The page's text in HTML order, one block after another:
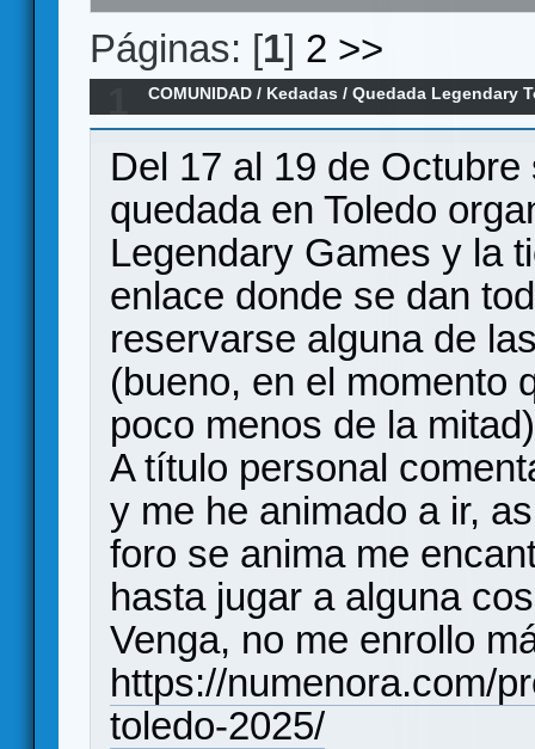
Páginas: [1] 2 >>
COMUNIDAD / Kedadas /Quedada Legendary
Del 17 al 19 de
quedada en Toledo
Legendary Games y la
enlace donde se dan
reservarse alguna de
(bueno, en el momento
poco menos de la
A título personal
y me he animado a ir,
foro se anima me
hasta jugar a alguna
Venga, no me enrollo
https://numenora.com/
toledo-2025/